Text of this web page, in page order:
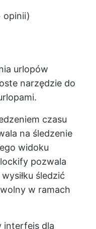
opinii)
urlopów
narzędzie do
czasu
na śledzenie
widoku
pozwala
śledzić
w ramach
interfejs dla